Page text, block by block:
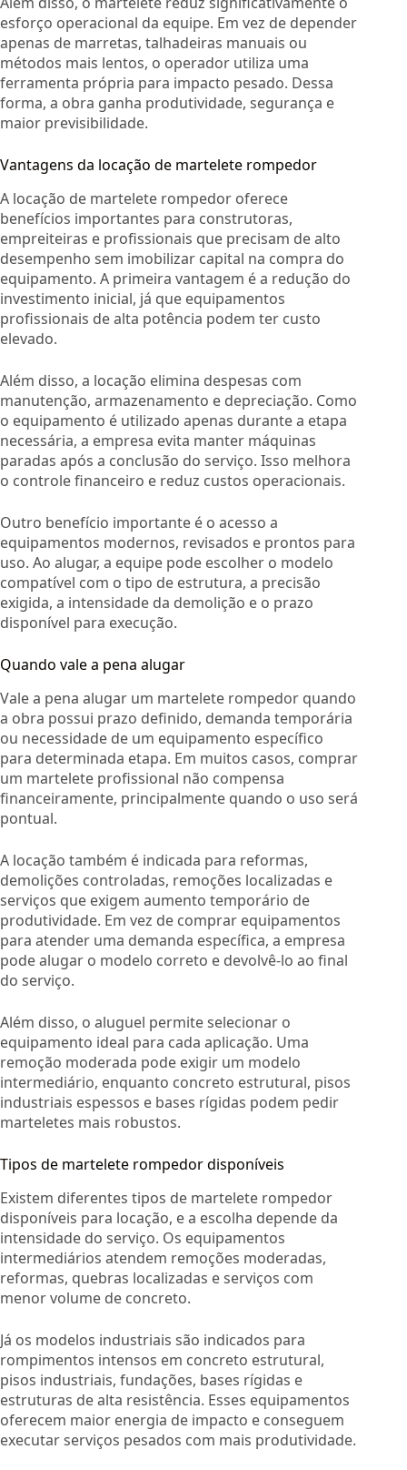
esforço operacional da equipe. Em vez de depender
apenas de marretas, talhadeiras manuais ou
métodos mais lentos, o operador utiliza uma
ferramenta própria para impacto pesado. Dessa
forma, a obra ganha produtividade, segurança e
maior previsibilidade.
Vantagens da locação de martelete rompedor
A locação de martelete rompedor oferece
benefícios importantes para construtoras,
empreiteiras e profissionais que precisam de alto
desempenho sem imobilizar capital na compra do
equipamento. A primeira vantagem é a redução do
investimento inicial, já que equipamentos
profissionais de alta potência podem ter custo
elevado.
Além disso, a locação elimina despesas com
manutenção, armazenamento e depreciação. Como
o equipamento é utilizado apenas durante a etapa
necessária, a empresa evita manter máquinas
paradas após a conclusão do serviço. Isso melhora
o controle financeiro e reduz custos operacionais.
Outro benefício importante é o acesso a
equipamentos modernos, revisados e prontos para
uso. Ao alugar, a equipe pode escolher o modelo
compatível com o tipo de estrutura, a precisão
exigida, a intensidade da demolição e o prazo
disponível para execução.
Quando vale a pena alugar
Vale a pena alugar um martelete rompedor quando
a obra possui prazo definido, demanda temporária
ou necessidade de um equipamento específico
para determinada etapa. Em muitos casos, comprar
um martelete profissional não compensa
financeiramente, principalmente quando o uso será
pontual.
A locação também é indicada para reformas,
demolições controladas, remoções localizadas e
serviços que exigem aumento temporário de
produtividade. Em vez de comprar equipamentos
para atender uma demanda específica, a empresa
pode alugar o modelo correto e devolvê-lo ao final
do serviço.
Além disso, o aluguel permite selecionar o
equipamento ideal para cada aplicação. Uma
remoção moderada pode exigir um modelo
intermediário, enquanto concreto estrutural, pisos
industriais espessos e bases rígidas podem pedir
marteletes mais robustos.
Tipos de martelete rompedor disponíveis
Existem diferentes tipos de martelete rompedor
disponíveis para locação, e a escolha depende da
intensidade do serviço. Os equipamentos
intermediários atendem remoções moderadas,
reformas, quebras localizadas e serviços com
menor volume de concreto.
Já os modelos industriais são indicados para
rompimentos intensos em concreto estrutural,
pisos industriais, fundações, bases rígidas e
estruturas de alta resistência. Esses equipamentos
oferecem maior energia de impacto e conseguem
executar serviços pesados com mais produtividade.